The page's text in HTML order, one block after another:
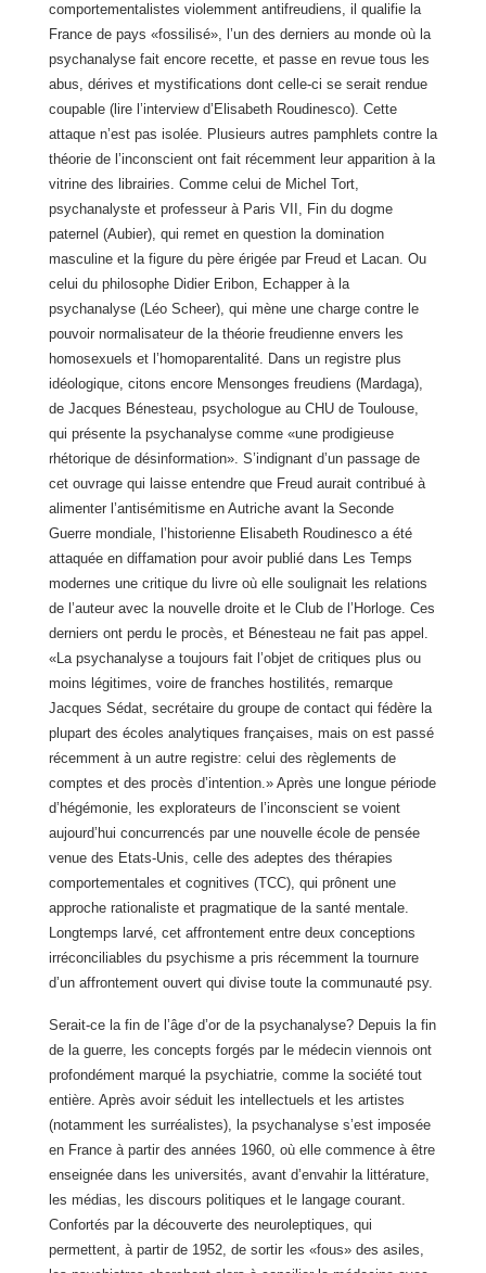
comportementalistes violemment antifreudiens, il qualifie la
France de pays «fossilisé», l’un des derniers au monde où la
psychanalyse fait encore recette, et passe en revue tous les
abus, dérives et mystifications dont celle-ci se serait rendue
coupable (lire l’interview d’Elisabeth Roudinesco). Cette
attaque n’est pas isolée. Plusieurs autres pamphlets contre la
théorie de l’inconscient ont fait récemment leur apparition à la
vitrine des librairies. Comme celui de Michel Tort,
psychanalyste et professeur à Paris VII, Fin du dogme
paternel (Aubier), qui remet en question la domination
masculine et la figure du père érigée par Freud et Lacan. Ou
celui du philosophe Didier Eribon, Echapper à la
psychanalyse (Léo Scheer), qui mène une charge contre le
pouvoir normalisateur de la théorie freudienne envers les
homosexuels et l’homoparentalité. Dans un registre plus
idéologique, citons encore Mensonges freudiens (Mardaga),
de Jacques Bénesteau, psychologue au CHU de Toulouse,
qui présente la psychanalyse comme «une prodigieuse
rhétorique de désinformation». S’indignant d’un passage de
cet ouvrage qui laisse entendre que Freud aurait contribué à
alimenter l’antisémitisme en Autriche avant la Seconde
Guerre mondiale, l’historienne Elisabeth Roudinesco a été
attaquée en diffamation pour avoir publié dans Les Temps
modernes une critique du livre où elle soulignait les relations
de l’auteur avec la nouvelle droite et le Club de l’Horloge. Ces
derniers ont perdu le procès, et Bénesteau ne fait pas appel.
«La psychanalyse a toujours fait l’objet de critiques plus ou
moins légitimes, voire de franches hostilités, remarque
Jacques Sédat, secrétaire du groupe de contact qui fédère la
plupart des écoles analytiques françaises, mais on est passé
récemment à un autre registre: celui des règlements de
comptes et des procès d’intention.» Après une longue période
d’hégémonie, les explorateurs de l’inconscient se voient
aujourd’hui concurrencés par une nouvelle école de pensée
venue des Etats-Unis, celle des adeptes des thérapies
comportementales et cognitives (TCC), qui prônent une
approche rationaliste et pragmatique de la santé mentale.
Longtemps larvé, cet affrontement entre deux conceptions
irréconciliables du psychisme a pris récemment la tournure
d’un affrontement ouvert qui divise toute la communauté psy.
Serait-ce la fin de l’âge d’or de la psychanalyse? Depuis la fin
de la guerre, les concepts forgés par le médecin viennois ont
profondément marqué la psychiatrie, comme la société tout
entière. Après avoir séduit les intellectuels et les artistes
(notamment les surréalistes), la psychanalyse s’est imposée
en France à partir des années 1960, où elle commence à être
enseignée dans les universités, avant d’envahir la littérature,
les médias, les discours politiques et le langage courant.
Confortés par la découverte des neuroleptiques, qui
permettent, à partir de 1952, de sortir les «fous» des asiles,